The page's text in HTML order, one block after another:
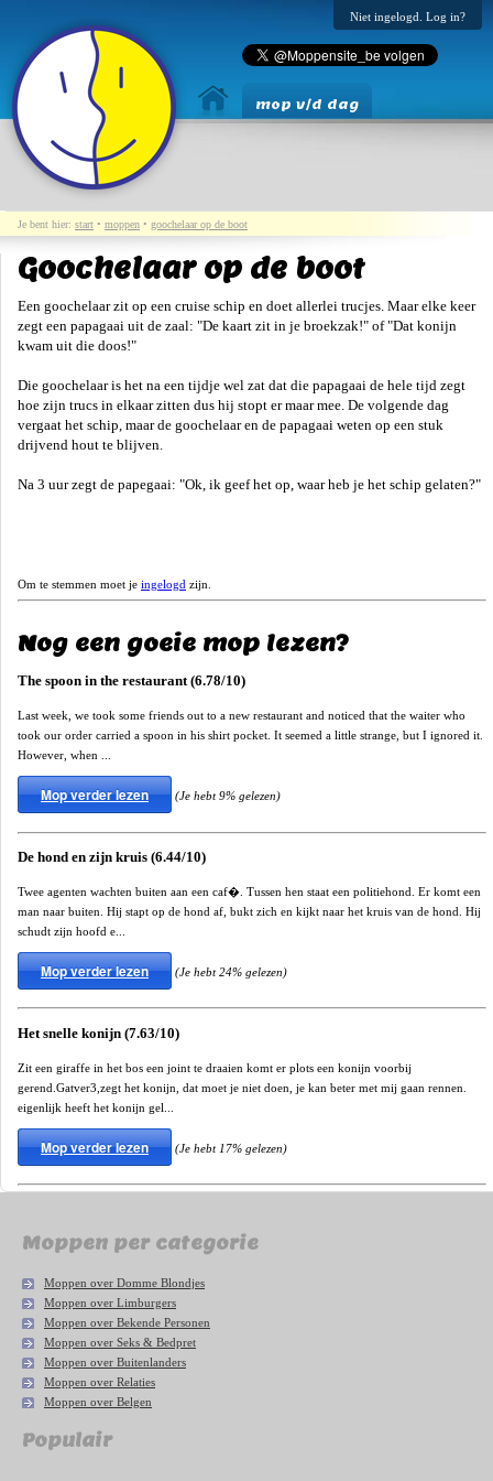
Niet ingelogd. Log in?
mop v/d dag
Je bent hier: start • moppen • goochelaar op de boot
Goochelaar op de boot
Een goochelaar zit op een cruise schip en doet allerlei trucjes. Maar elke keer
zegt een papagaai uit de zaal: "De kaart zit in je broekzak!" of "Dat konijn
kwam uit die doos!"
Die goochelaar is het na een tijdje wel zat dat die papagaai de hele tijd zegt
hoe zijn trucs in elkaar zitten dus hij stopt er maar mee. De volgende dag
vergaat het schip, maar de goochelaar en de papagaai weten op een stuk
drijvend hout te blijven.
Na 3 uur zegt de papegaai: "Ok, ik geef het op, waar heb je het schip gelaten?"
Om te stemmen moet je ingelogd zijn.
Nog een goeie mop lezen?
The spoon in the restaurant (6.78/10)
Last week, we took some friends out to a new restaurant and noticed that the waiter who
took our order carried a spoon in his shirt pocket. It seemed a little strange, but I ignored it.
However, when ...
Mop verder lezen (Je hebt 9% gelezen)
De hond en zijn kruis (6.44/10)
Twee agenten wachten buiten aan een caf�. Tussen hen staat een politiehond. Er komt een
man naar buiten. Hij stapt op de hond af, bukt zich en kijkt naar het kruis van de hond. Hij
schudt zijn hoofd e...
Mop verder lezen (Je hebt 24% gelezen)
Het snelle konijn (7.63/10)
Zit een giraffe in het bos een joint te draaien komt er plots een konijn voorbij
gerend.Gatver3,zegt het konijn, dat moet je niet doen, je kan beter met mij gaan rennen.
eigenlijk heeft het konijn gel...
Mop verder lezen (Je hebt 17% gelezen)
Moppen per categorie
Moppen over Domme Blondjes
Moppen over Limburgers
Moppen over Bekende Personen
Moppen over Seks & Bedpret
Moppen over Buitenlanders
Moppen over Relaties
Moppen over Belgen
Populair